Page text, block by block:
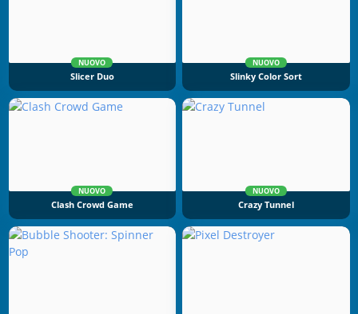
NUOVO
Slicer Duo
NUOVO
Slinky Color Sort
NUOVO
Clash Crowd Game
NUOVO
Crazy Tunnel